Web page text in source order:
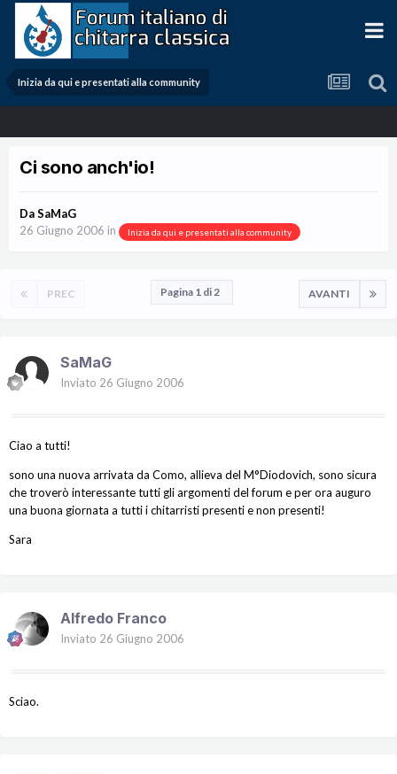
Inizia da qui e presentati alla community
Ci sono anch'io!
DaSaMaG
26 Giugno 2006 in Inizia da qui e presentati alla community
PREC AVANTI
Pagina 1 di 2
SaMaG
Inviato 26 Giugno 2006
Ciao a tutti!
sono una nuova arrivata da Como, allieva del M°Diodovich, sono sicura
che troverò interessante tutti gli argomenti del forum e per ora auguro
una buona giornata a tutti i chitarristi presenti e non presenti!
Sara
Alfredo Franco
Inviato 26 Giugno 2006
Sciao.